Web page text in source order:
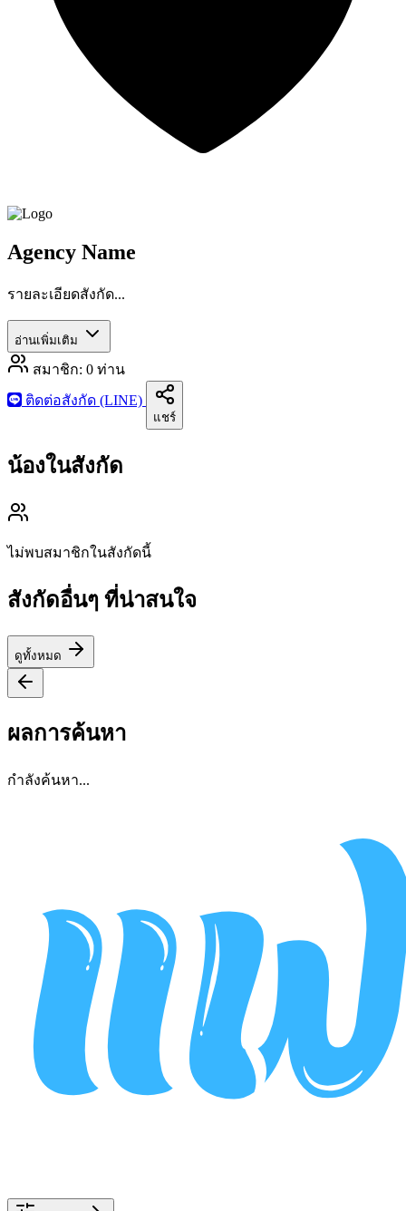
Agency Name
รายละเอียดสังกัด...
อ่านเพิ่มเติม
สมาชิก: 0 ท่าน
ติดต่อสังกัด (LINE)
แชร์
น้องในสังกัด
ไม่พบสมาชิกในสังกัดนี้
สังกัดอื่นๆ ที่น่าสนใจ
ดูทั้งหมด
ผลการค้นหา
กำลังค้นหา...